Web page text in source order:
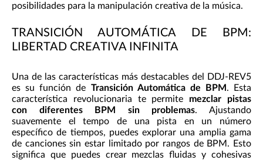
posibilidades para la manipulación creativa de la música.
TRANSICIÓN AUTOMÁTICA DE BPM:
LIBERTAD CREATIVA INFINITA
Una de las características más destacables del DDJ-REV5
es su función de Transición Automática de BPM. Esta
característica revolucionaria te permite mezclar pistas
con diferentes BPM sin problemas. Ajustando
suavemente el tempo de una pista en un número
específico de tiempos, puedes explorar una amplia gama
de canciones sin estar limitado por rangos de BPM. Esto
significa que puedes crear mezclas fluidas y cohesivas